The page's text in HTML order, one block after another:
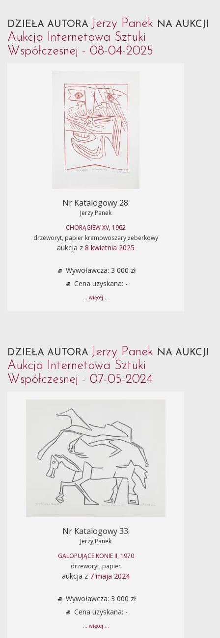
DZIEŁA AUTORA Jerzy Panek NA AUKCJI
Aukcja Internetowa Sztuki
Współczesnej - 08-04-2025
Nr Katalogowy 28.
Jerzy Panek
CHORĄGIEW XV, 1962
drzeworyt, papier kremowoszary żeberkowy
aukcja z 8 kwietnia 2025
Wywoławcza: 3 000 zł
Cena uzyskana: -
... więcej ...
DZIEŁA AUTORA Jerzy Panek NA AUKCJI
Aukcja Internetowa Sztuki
Współczesnej - 07-05-2024
Nr Katalogowy 33.
Jerzy Panek
GALOPUJĄCE KONIE II, 1970
drzeworyt, papier
aukcja z 7 maja 2024
Wywoławcza: 3 000 zł
Cena uzyskana: -
... więcej ...